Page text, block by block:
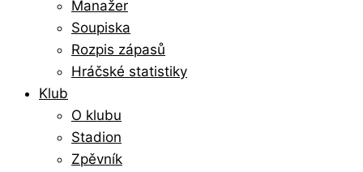
Manažer
Soupiska
Rozpis zápasů
Hráčské statistiky
Klub
O klubu
Stadion
Zpěvník